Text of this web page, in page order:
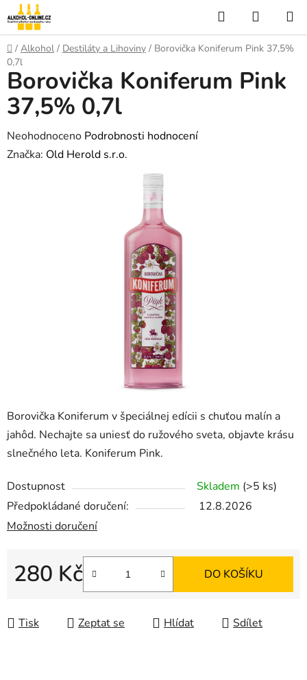
Přejít
na
obsah
Hledat
KOŠÍK
Domů
/ Alkohol / Destiláty a Lihoviny / Borovička Koniferum Pink 37,5%
0,7l
Borovička Koniferum v špeciálnej edícii s chuťou malín a
jahôd. Nechajte sa uniesť do ružového sveta, objavte krásu
slnečného leta. Koniferum Pink.
Dostupnost Skladem (>5 ks)
Předpokládané doručení:
12.8.2026
Možnosti doručení
280 Kč DO KOŠÍKU
Tisk Zeptat se Hlídat Sdílet
Borovička Koniferum Pink
37,5% 0,7l
Průměrné
hodnocení
Neohodnoceno Podrobnosti hodnocení
Značka: Old Herold s.r.o.